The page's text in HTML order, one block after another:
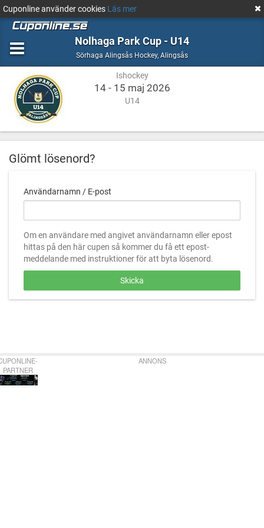
Cuponline använder cookies Läs mer
Nolhaga Park Cup - U14
Sörhaga Alingsås Hockey, Ishockey
AlingsåsAlingsås
Ishockey
14 - 15 maj 2026
U14
Glömt lösenord?
Användarnamn / E-post
Om en användare med angivet användarnamn eller epost
hittas på den här cupen så kommer du få ett epost-
meddelande med instruktioner för att byta lösenord.
PARTNER
ANNONS